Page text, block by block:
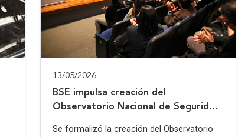
13/05/2026
BSE impulsa creación del
Observatorio Nacional de Seguridad
Se formalizó la creación del Observatorio